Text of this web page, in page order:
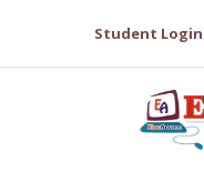
Student Login